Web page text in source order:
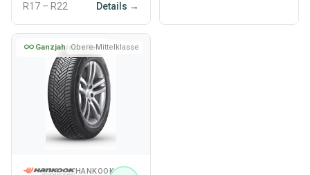
R17 – R22 Details →
GanzjahresreifenObere-Mittelklasse
HANKOOK